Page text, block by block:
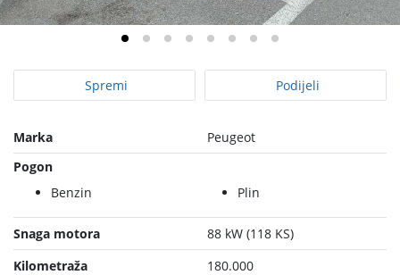
Spremi Podijeli
Marka
Peugeot
Pogon
Benzin
Plin
Snaga motora
88 kW (118 KS)
Kilometraža
180.000